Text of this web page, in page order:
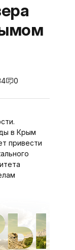
0
в Крым
привести